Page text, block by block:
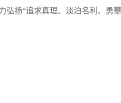
扬“追求真理、淡泊名利、勇